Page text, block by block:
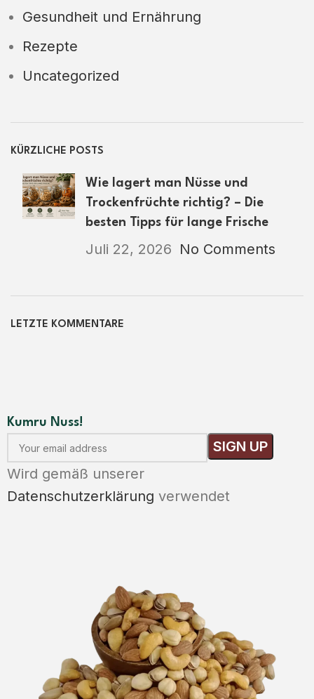
Gesundheit und Ernährung
Rezepte
Uncategorized
KÜRZLICHE POSTS
Wie lagert man Nüsse und
Trockenfrüchte richtig? – Die
besten Tipps für lange Frische
Juli 22, 2026 No Comments
LETZTE KOMMENTARE
Kumru Nuss!
Wird gemäß unserer
Datenschutzerklärung verwendet